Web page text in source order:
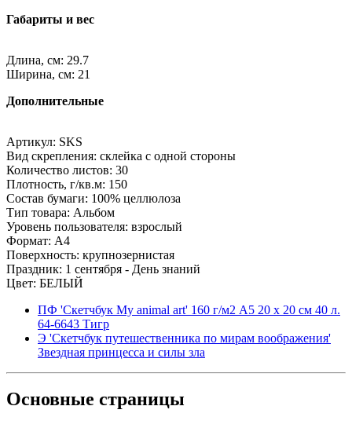
Габариты и вес
Длина, см: 29.7
Ширина, см: 21
Дополнительные
Артикул: SKS
Вид скрепления: склейка с одной стороны
Количество листов: 30
Плотность, г/кв.м: 150
Состав бумаги: 100% целлюлоза
Тип товара: Альбом
Уровень пользователя: взрослый
Формат: A4
Поверхность: крупнозернистая
Праздник: 1 сентября - День знаний
Цвет: БЕЛЫЙ
ПФ 'Скетчбук My animal art' 160 г/м2 A5 20 х 20 см 40 л.
64-6643 Тигр
Э 'Скетчбук путешественника по мирам воображения'
Звездная принцесса и силы зла
Основные страницы